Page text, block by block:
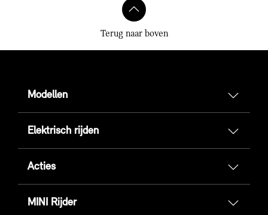
Terug naar boven
Modellen
Elektrisch rijden
Acties
MINI Rijder